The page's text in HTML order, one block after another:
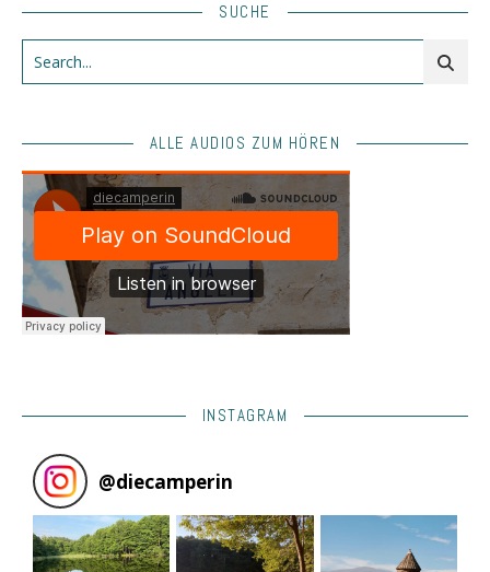
SUCHE
ALLE AUDIOS ZUM HÖREN
INSTAGRAM
@diecamperin